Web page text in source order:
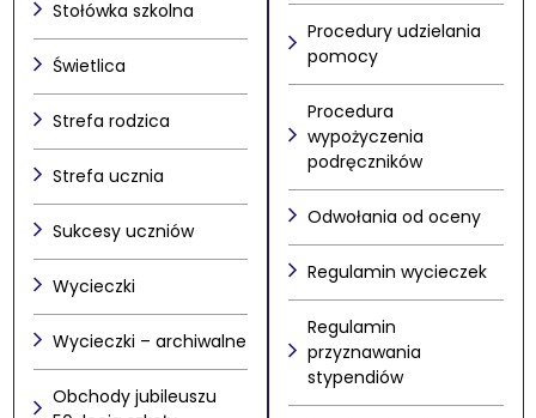
Stołówka szkolna
Świetlica
Strefa rodzica
Strefa ucznia
Sukcesy uczniów
Wycieczki
Wycieczki – archiwalne
Obchody jubileuszu
Procedury udzielania
pomocy
Procedura
wypożyczenia
podręczników
Odwołania od oceny
Regulamin wycieczek
Regulamin
przyznawania
stypendiów